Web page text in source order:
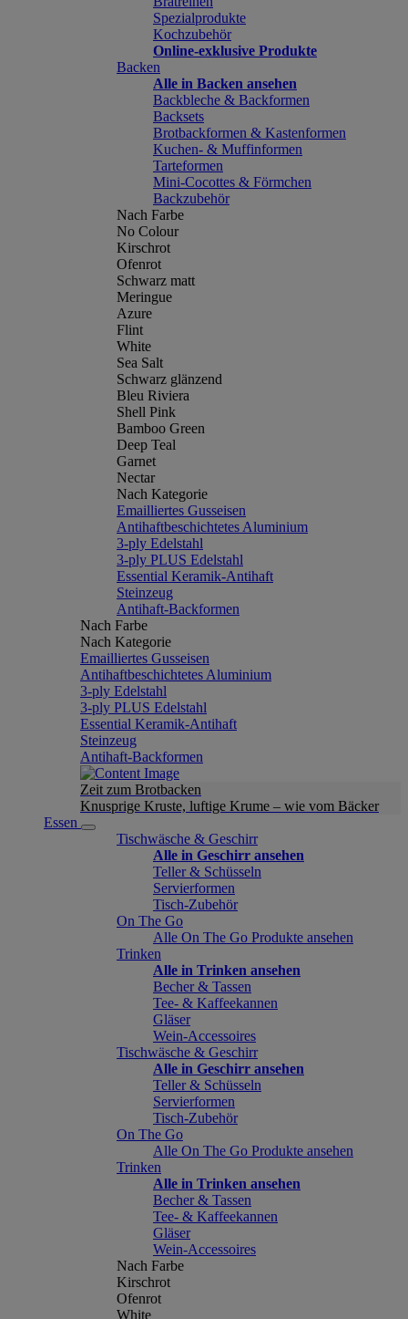
Spezialprodukte
Kochzubehör
Online-exklusive Produkte
Backen
Alle in Backen ansehen
Backbleche & Backformen
Backsets
Brotbackformen & Kastenformen
Kuchen- & Muffinformen
Tarteformen
Mini-Cocottes & Förmchen
Backzubehör
Nach Farbe
No Colour
Kirschrot
Ofenrot
Schwarz matt
Meringue
Azure
Flint
White
Sea Salt
Schwarz glänzend
Bleu Riviera
Shell Pink
Bamboo Green
Deep Teal
Garnet
Nectar
Nach Kategorie
Emailliertes Gusseisen
Antihaftbeschichtetes Aluminium
3-ply Edelstahl
3-ply PLUS Edelstahl
Essential Keramik-Antihaft
Steinzeug
Antihaft-Backformen
Nach Farbe
Nach Kategorie
Emailliertes Gusseisen
Antihaftbeschichtetes Aluminium
3-ply Edelstahl
3-ply PLUS Edelstahl
Essential Keramik-Antihaft
Steinzeug
Antihaft-Backformen
Zeit zum Brotbacken
Knusprige Kruste, luftige Krume – wie vom Bäcker
Essen
Tischwäsche & Geschirr
Alle in Geschirr ansehen
Teller & Schüsseln
Servierformen
Tisch-Zubehör
On The Go
Alle On The Go Produkte ansehen
Trinken
Alle in Trinken ansehen
Becher & Tassen
Tee- & Kaffeekannen
Gläser
Wein-Accessoires
Tischwäsche & Geschirr
Alle in Geschirr ansehen
Teller & Schüsseln
Servierformen
Tisch-Zubehör
On The Go
Alle On The Go Produkte ansehen
Trinken
Alle in Trinken ansehen
Becher & Tassen
Tee- & Kaffeekannen
Gläser
Wein-Accessoires
Nach Farbe
Kirschrot
Ofenrot
White